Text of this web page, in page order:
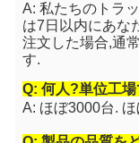
A: 私たちのトラ
は7日以内にあな
注文した場合,通
す.
Q: 何人?単位工
A: ほぼ3000台.